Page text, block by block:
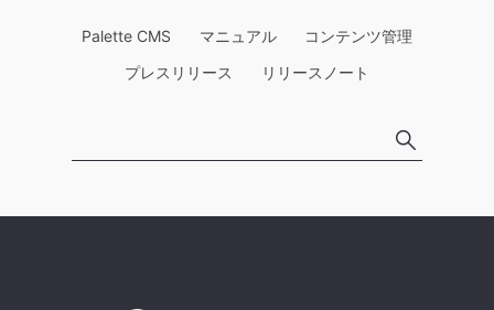
Palette CMS マニュアル
コンテンツ管理
プレスリリース
リリースノート